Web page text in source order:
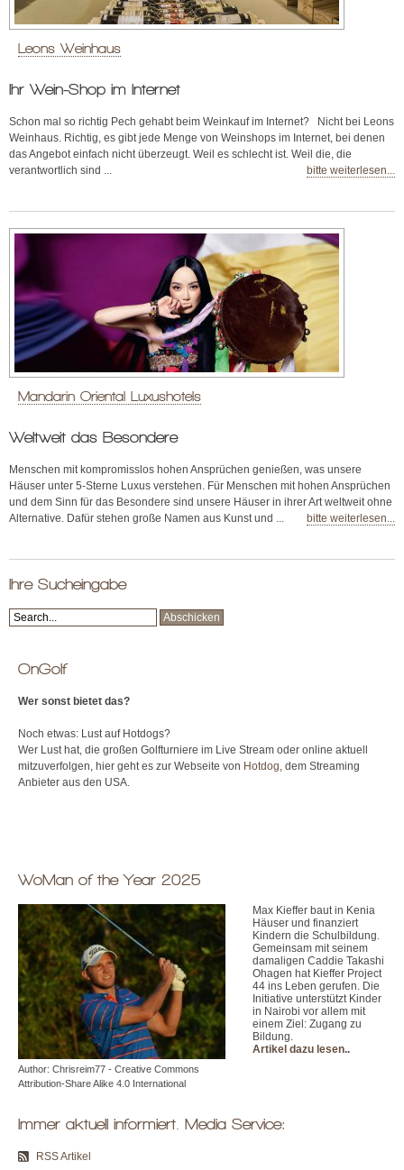
Leons Weinhaus
Ihr Wein-Shop im Internet
Schon mal so richtig Pech gehabt beim Weinkauf im Internet? Nicht bei Leons
Weinhaus. Richtig, es gibt jede Menge von Weinshops im Internet, bei denen
das Angebot einfach nicht überzeugt. Weil es schlecht ist. Weil die, die
verantwortlich sind ...
bitte weiterlesen...
Mandarin Oriental Luxushotels
Weltweit das Besondere
Menschen mit kompromisslos hohen Ansprüchen genießen, was unsere
Häuser unter 5-Sterne Luxus verstehen. Für Menschen mit hohen Ansprüchen
und dem Sinn für das Besondere sind unsere Häuser in ihrer Art weltweit ohne
Alternative. Dafür stehen große Namen aus Kunst und ...
bitte weiterlesen...
Ihre Sucheingabe
OnGolf
Wer sonst bietet das?
Noch etwas: Lust auf Hotdogs?
Wer Lust hat, die großen Golfturniere im Live Stream oder online aktuell
mitzuverfolgen, hier geht es zur Webseite von Hotdog , dem Streaming
Anbieter aus den USA.
WoMan of the Year 2025
Author: Chrisreim77 - Creative Commons
Attribution-Share Alike 4.0 International
Max Kieffer baut in Kenia
Häuser und finanziert
Kindern die Schulbildung.
Gemeinsam mit seinem
damaligen Caddie Takashi
Ohagen hat Kieffer Project
44 ins Leben gerufen. Die
Initiative unterstützt Kinder
in Nairobi vor allem mit
einem Ziel: Zugang zu
Bildung.
Artikel dazu lesen..
Immer aktuell informiert. Media Service:
RSS Artikel